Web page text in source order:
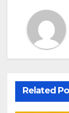
Related